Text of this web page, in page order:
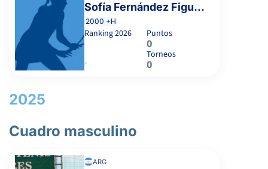
Sofía Fernández Figueras
2000 +H
Ranking2026
-
Puntos
0
Torneos
0
2025
Cuadro masculino
ARG